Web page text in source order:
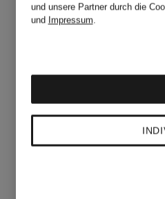
Comfort
CHF
und unsere Partner durch die
und Impressum.